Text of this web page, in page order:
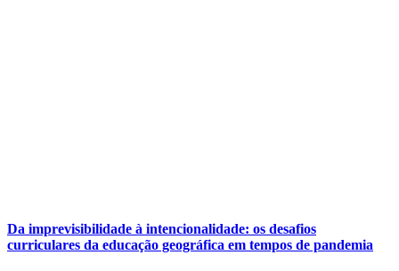
Da imprevisibilidade à intencionalidade: os desafios
curriculares da educação geográfica em tempos de pandemia